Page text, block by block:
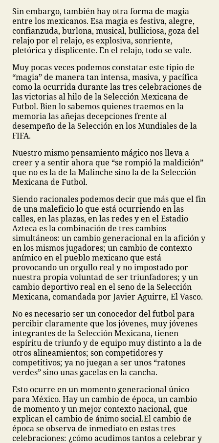
Sin embargo, también hay otra forma de magia
entre los mexicanos. Esa magia es festiva, alegre,
confianzuda, burlona, musical, bulliciosa, goza del
relajo por el relajo, es explosiva, sonriente,
pletórica y displicente. En el relajo, todo se vale.
Muy pocas veces podemos constatar este tipio de
“magia” de manera tan intensa, masiva, y pacífica
como la ocurrida durante las tres celebraciones de
las victorias al hilo de la Selección Mexicana de
Futbol. Bien lo sabemos quienes traemos en la
memoria las añejas decepciones frente al
desempeño de la Selección en los Mundiales de la
FIFA.
Nuestro mismo pensamiento mágico nos lleva a
creer y a sentir ahora que “se rompió la maldición”
que no es la de la Malinche sino la de la Selección
Mexicana de Futbol.
Siendo racionales podemos decir que más que el fin
de una maleficio lo que está ocurriendo en las
calles, en las plazas, en las redes y en el Estadio
Azteca es la combinación de tres cambios
simultáneos: un cambio generacional en la afición y
en los mismos jugadores; un cambio de contexto
anímico en el pueblo mexicano que está
provocando un orgullo real y no impostado por
nuestra propia voluntad de ser triunfadores; y un
cambio deportivo real en el seno de la Selección
Mexicana, comandada por Javier Aguirre, El Vasco.
No es necesario ser un conocedor del futbol para
percibir claramente que los jóvenes, muy jóvenes
integrantes de la Selección Mexicana, tienen
espíritu de triunfo y de equipo muy distinto a la de
otros alineamientos; son competidores y
competitivos; ya no juegan a ser unos “ratones
verdes” sino unas gacelas en la cancha.
Esto ocurre en un momento generacional único
para México. Hay un cambio de época, un cambio
de momento y un mejor contexto nacional, que
explican el cambio de ánimo social.El cambio de
época se observa de inmediato en estas tres
celebraciones: ¿cómo acudimos tantos a celebrar y